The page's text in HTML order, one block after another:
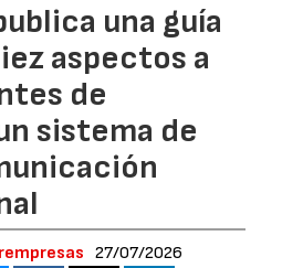
una guía
aspectos a
de
sistema de
27/07/2026